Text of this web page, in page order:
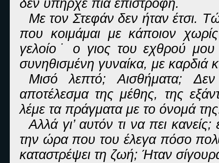
δεν υπήρχε πια επιστροφή.
Με τον Στεφάν δεν ήταν έτσι.
που κοιμάμαι με κάποιον
γελοίο˙ ο γιος του εχθρού
συνηθισμένη γυναίκα, με
Μισό λεπτό; Αισθήματα;
αποτέλεσμα της μέθης, της
λέμε τα πράγματα με το όνομά
Αλλά γι’ αυτόν τι να πει
την ώρα που του έλεγα πόσο
καταστρέψει τη ζωή; Ήταν